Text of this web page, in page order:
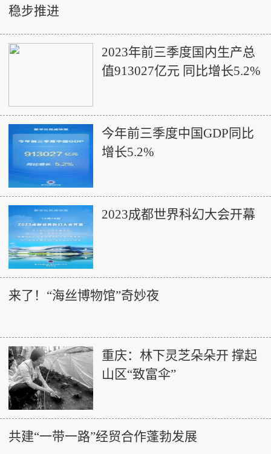
稳步推进
2023年前三季度国内生产总
值913027亿元 同比增长5.2%
今年前三季度中国GDP同比
增长5.2%
2023成都世界科幻大会开幕
来了！“海丝博物馆”奇妙夜
重庆：林下灵芝朵朵开 撑起
山区“致富伞”
共建“一带一路”经贸合作蓬勃发展